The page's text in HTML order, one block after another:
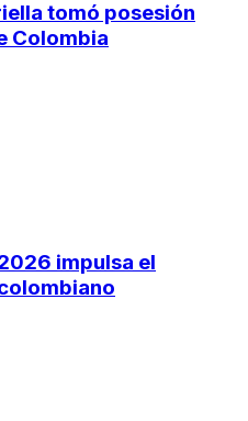
tomó posesión
Colombia
impulsa el